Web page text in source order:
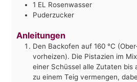
1 EL Rosenwasser
Puderzucker
Anleitungen
Den Backofen auf 160 °C
vorheizen). Die Pistazien im
einer Schüssel alle Zutaten bis
zu einem Teig vermengen,